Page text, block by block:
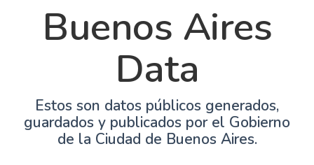
Buenos Aires
Data
Estos son datos públicos generados,
guardados y publicados por el Gobierno
de la Ciudad de Buenos Aires.